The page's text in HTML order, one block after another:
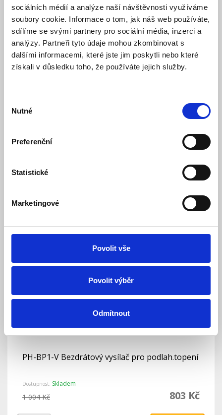
sociálních médií a analýze naší návštěvnosti využíváme
soubory cookie. Informace o tom, jak náš web používáte,
sdílíme se svými partnery pro sociální média, inzerci a
analýzy. Partneři tyto údaje mohou zkombinovat s
dalšími informacemi, které jste jim poskytli nebo které
získali v důsledku toho, že používáte jejich služby.
souhlasu
Nutné
Preferenční
Statistické
Marketingové
Povolit vše
Povolit výběr
Odmítnout
Detail Do košíku
1 053 Kč
PH-BP1-V Bezdrátový vysílač pro podlah.topení
Dostupnost: Skladem
803 Kč
1 004 Kč